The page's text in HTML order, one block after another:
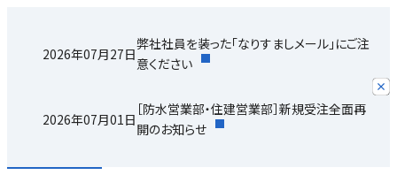
2026年07月27日
弊社社員を装った「なりすましメール」にご注
意ください
2026年07月01日
［防水営業部・住建営業部］新規受注全面再
開のお知らせ